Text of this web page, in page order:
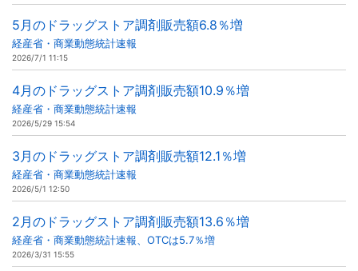
5月のドラッグストア調剤販売額6.8％増
経産省・商業動態統計速報
2026/7/1 11:15
4月のドラッグストア調剤販売額10.9％増
経産省・商業動態統計速報
2026/5/29 15:54
3月のドラッグストア調剤販売額12.1％増
経産省・商業動態統計速報
2026/5/1 12:50
2月のドラッグストア調剤販売額13.6％増
経産省・商業動態統計速報、OTCは5.7％増
2026/3/31 15:55